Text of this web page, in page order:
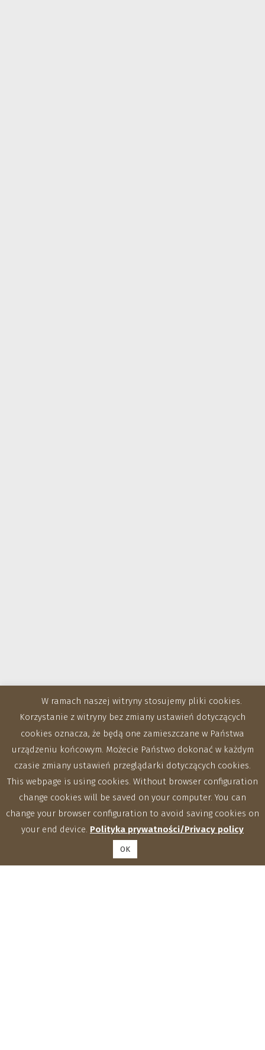
W ramach naszej witryny stosujemy pliki cookies.
Korzystanie z witryny bez zmiany ustawień dotyczących
cookies oznacza, że będą one zamieszczane w Państwa
urządzeniu końcowym. Możecie Państwo dokonać w każdym
czasie zmiany ustawień przeglądarki dotyczących cookies.
This webpage is using cookies. Without browser configuration
change cookies will be saved on your computer. You can
change your browser configuration to avoid saving cookies on
your end device. Polityka prywatności/Privacy policy
OK